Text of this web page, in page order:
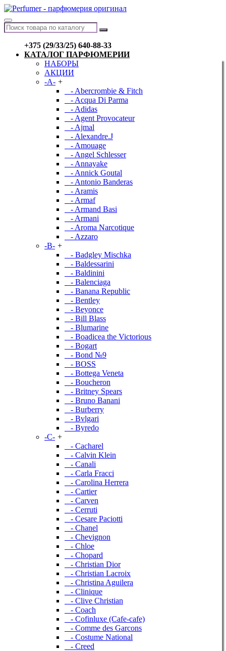
+375 (29/33/25) 640-88-33
КАТАЛОГ ПАРФЮМЕРИИ
НАБОРЫ
АКЦИИ
-A- +
- Abercrombie & Fitch
- Acqua Di Parma
- Adidas
- Agent Provocateur
- Ajmal
- Alexandre.J
- Amouage
- Angel Schlesser
- Annayake
- Annick Goutal
- Antonio Banderas
- Aramis
- Armaf
- Armand Basi
- Armani
- Aroma Narcotique
- Azzaro
-B- +
- Badgley Mischka
- Baldessarini
- Baldinini
- Balenciaga
- Banana Republic
- Bentley
- Beyonce
- Bill Blass
- Blumarine
- Boadicea the Victorious
- Bogart
- Bond №9
- BOSS
- Bottega Veneta
- Boucheron
- Britney Spears
- Bruno Banani
- Burberry
- Bvlgari
- Byredo
-C- +
- Cacharel
- Calvin Klein
- Canali
- Carla Fracci
- Carolina Herrera
- Cartier
- Carven
- Cerruti
- Cesare Paciotti
- Chanel
- Chevignon
- Chloe
- Chopard
- Christian Dior
- Christian Lacroix
- Christina Aguilera
- Clinique
- Clive Christian
- Coach
- Cofinluxe (Cafe-cafe)
- Comme des Garcons
- Costume National
- Creed